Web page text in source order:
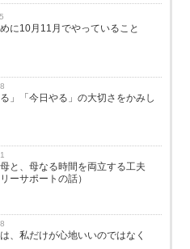
に10月11月でやっていること
る」「今日やる」の大切さをかみし
と、母なる時間を両立する工夫
ーサポートの話）
、私だけが心地いいのではなく